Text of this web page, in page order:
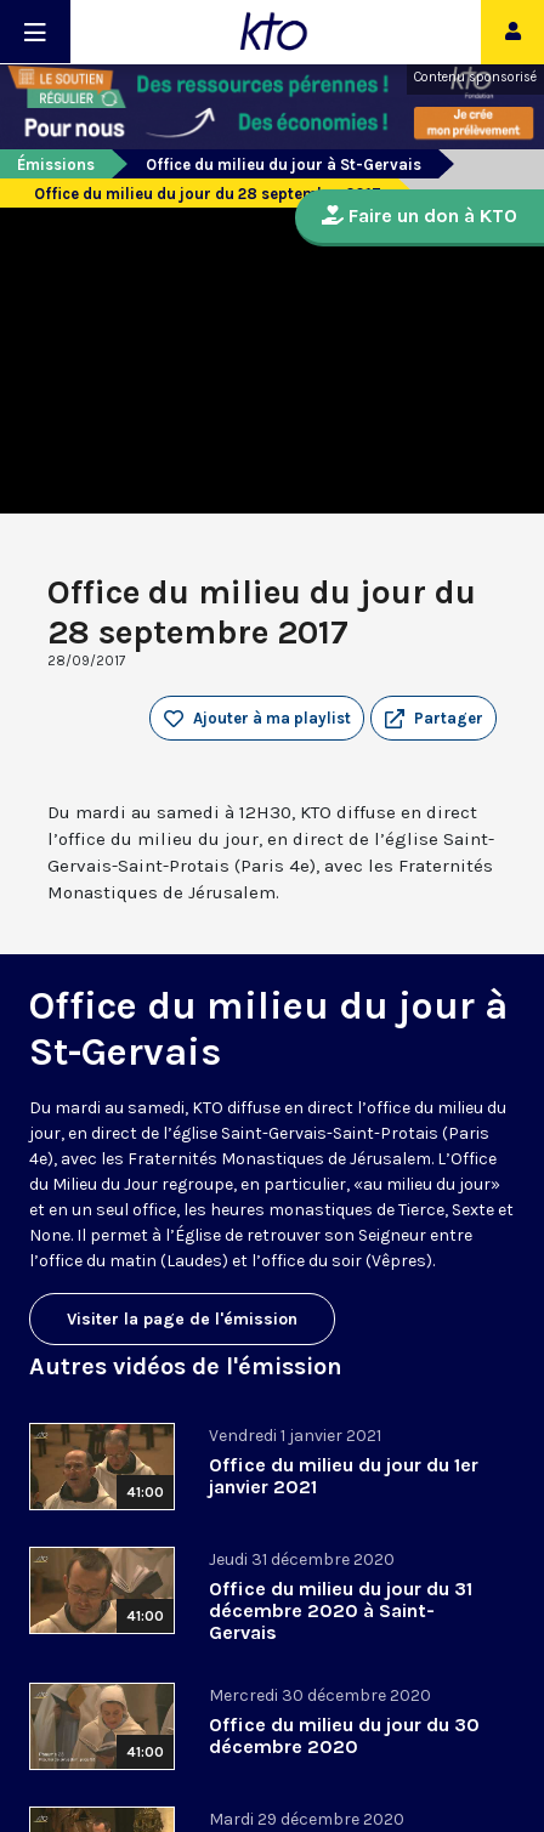
Contenu sponsorisé
Émissions
Office du milieu du jour à St-Gervais
Office du milieu du jour du 28 septembre 2017
Office du milieu du jour du
28 septembre 2017
28/09/2017
Partager
Ajouter à ma playlist
Du mardi au samedi à 12H30, KTO diffuse en direct
l’office du milieu du jour, en direct de l’église Saint-
Gervais-Saint-Protais (Paris 4e), avec les Fraternités
Monastiques de Jérusalem.
Office du milieu du jour à
St-Gervais
Du mardi au samedi, KTO diffuse en direct l’office du milieu du
jour, en direct de l’église Saint-Gervais-Saint-Protais (Paris
4e), avec les Fraternités Monastiques de Jérusalem. L’Office
du Milieu du Jour regroupe, en particulier, «au milieu du jour»
et en un seul office, les heures monastiques de Tierce, Sexte et
None. Il permet à l’Église de retrouver son Seigneur entre
l’office du matin (Laudes) et l’office du soir (Vêpres).
Visiter la page de l'émission
Autres vidéos de l'émission
41:00
Vendredi 1 janvier 2021
Office du milieu du jour du 1er
janvier 2021
41:00
Jeudi 31 décembre 2020
Office du milieu du jour du 31
décembre 2020 à Saint-
Gervais
41:00
Mercredi 30 décembre 2020
Office du milieu du jour du 30
décembre 2020
Mardi 29 décembre 2020
Faire un don à KTO